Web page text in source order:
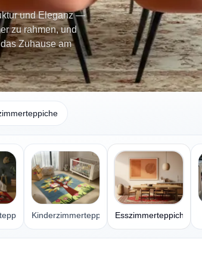
und Eleganz —
zu rahmen, und
Zuhause am
KinderzimmerteppicheEsszimmerteppiche